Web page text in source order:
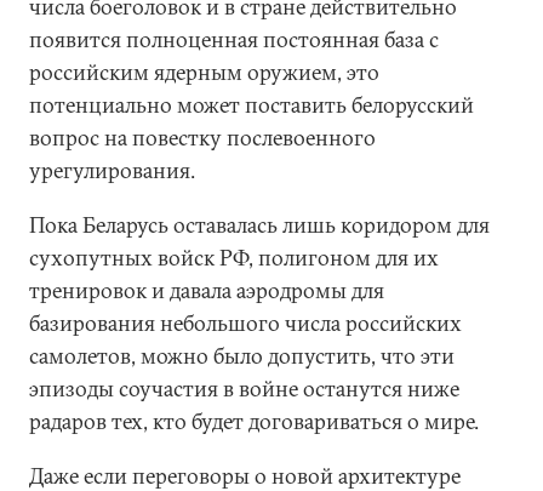
числа боеголовок и в стране действительно
появится полноценная постоянная база с
российским ядерным оружием, это
потенциально может поставить белорусский
вопрос на повестку послевоенного
урегулирования.
Пока Беларусь оставалась лишь коридором для
сухопутных войск РФ, полигоном для их
тренировок и давала аэродромы для
базирования небольшого числа российских
самолетов, можно было допустить, что эти
эпизоды соучастия в войне останутся ниже
радаров тех, кто будет договариваться о мире.
Даже если переговоры о новой архитектуре